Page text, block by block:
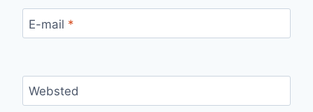
E-mail *
Websted